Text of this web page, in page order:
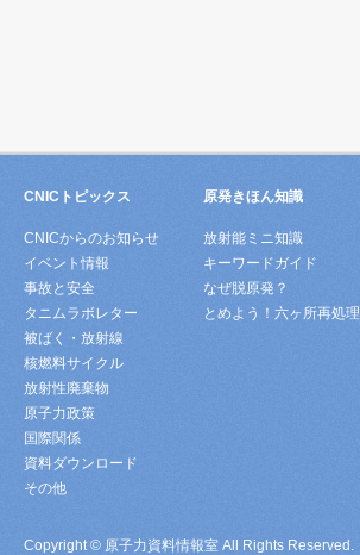
CNICトピックス
CNICからのお知らせ
イベント情報
事故と安全
タニムラボレター
被ばく・放射線
核燃料サイクル
放射性廃棄物
原子力政策
国際関係
資料ダウンロード
その他
原発きほん知識
放射能ミニ知識
キーワードガイド
なぜ脱原発？
とめよう！六ヶ所再処理
Copyright © 原子力資料情報室 All Rights Reserved.